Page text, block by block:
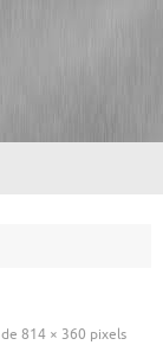
de814 × 360 pixels